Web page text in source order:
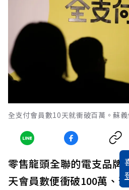
全支付會員數10天就衝破百萬。蘇
零售龍頭全聯的電支品牌
天會員數便衝破100萬、